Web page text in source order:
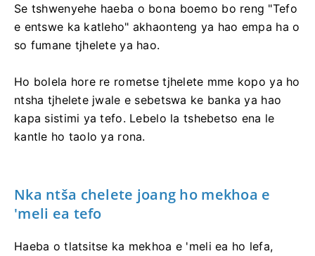
Se tshwenyehe haeba o bona boemo bo reng "Tefo
e entswe ka katleho" akhaonteng ya hao empa ha o
so fumane tjhelete ya hao.
Ho bolela hore re rometse tjhelete mme kopo ya ho
ntsha tjhelete jwale e sebetswa ke banka ya hao
kapa sistimi ya tefo. Lebelo la tshebetso ena le
kantle ho taolo ya rona.
Nka ntša chelete joang ho mekhoa e
'meli ea tefo
Haeba o tlatsitse ka mekhoa e 'meli ea ho lefa,